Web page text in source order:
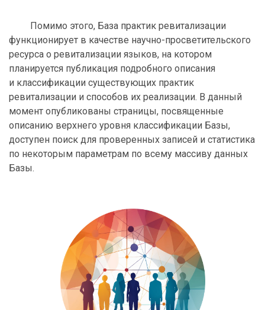
Помимо этого, База практик ревитализации
функционирует в качестве научно-просветительского
ресурса о ревитализации языков, на котором
планируется публикация подробного описания
и классификации существующих практик
ревитализации и способов их реализации. В данный
момент опубликованы страницы, посвященные
описанию верхнего уровня классификации Базы,
доступен поиск для проверенных записей и статистика
по некоторым параметрам по всему массиву данных
Базы.